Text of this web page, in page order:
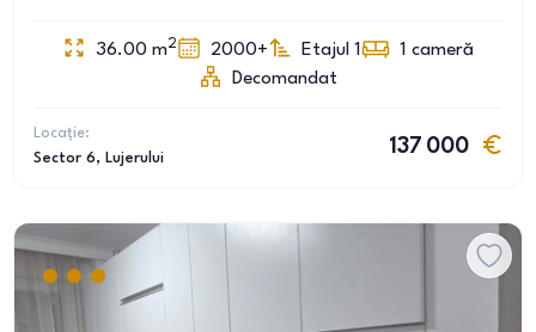
36.00 m2 2000+ Etajul 1 1 cameră
Decomandat
Locație:
Sector 6, Lujerului
137 000